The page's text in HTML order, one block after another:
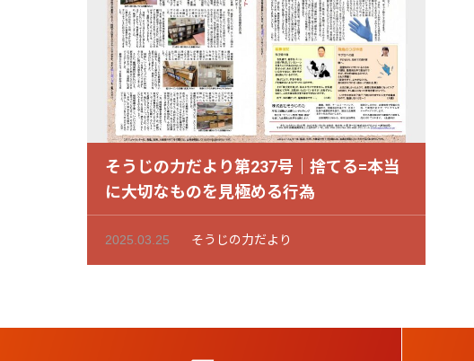
そうじの力だより第237号｜捨てる=本当
に大切なものを見極める行為
2025.03.25 そうじの力だより